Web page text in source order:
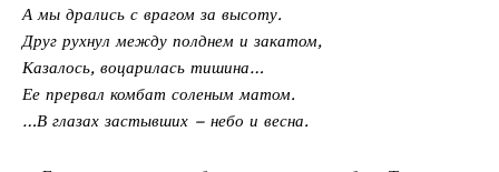
А мы дрались с врагом за высоту.
Друг рухнул между полднем и закатом,
Казалось, воцарилась тишина…
Ее прервал комбат соленым матом.
…В глазах застывших – небо и весна.